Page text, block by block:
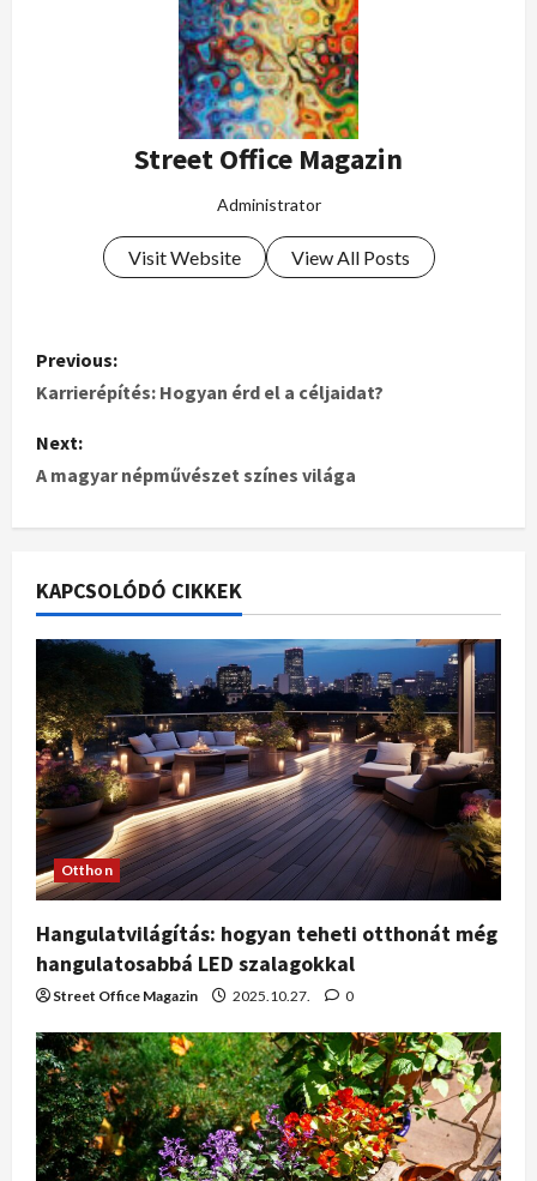
Street Office Magazin
Administrator
Visit Website View All Posts
Previous:
Karrierépítés: Hogyan érd el a céljaidat?
Next:
A magyar népművészet színes világa
KAPCSOLÓDÓ CIKKEK
Otthon
Hangulatvilágítás: hogyan teheti otthonát még
hangulatosabbá LED szalagokkal
Street Office Magazin 2025.10.27. 0